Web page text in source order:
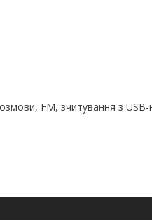
FM, зчитування з